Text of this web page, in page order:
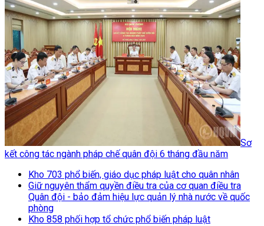
Sơ
kết công tác ngành pháp chế quân đội 6 tháng đầu năm
Kho 703 phổ biến, giáo dục pháp luật cho quân nhân
Giữ nguyên thẩm quyền điều tra của cơ quan điều tra
Quân đội - bảo đảm hiệu lực quản lý nhà nước về quốc
phòng
Kho 858 phối hợp tổ chức phổ biến pháp luật